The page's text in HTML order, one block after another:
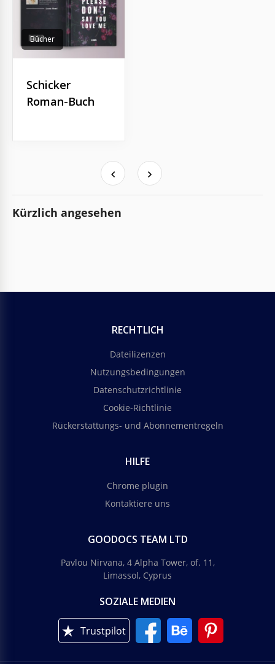
Bücher
Schicker
Roman-Buch
Kürzlich angesehen
RECHTLICH
Dateilizenzen
Nutzungsbedingungen
Datenschutzrichtlinie
Cookie-Richtlinie
Rückerstattungs- und Abonnementregeln
HILFE
Chrome plugin
Kontaktiere uns
GOODOCS TEAM LTD
Pavlou Nirvana, 4 Alpha Tower, of. 11,
Limassol, Cyprus
SOZIALE MEDIEN
Trustpilot